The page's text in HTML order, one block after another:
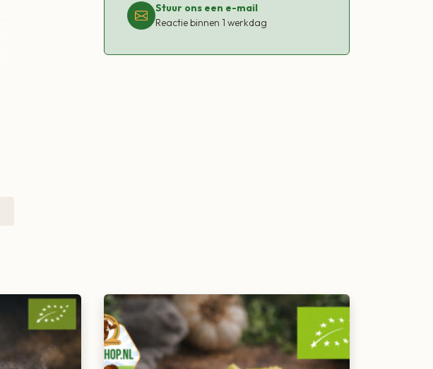
Stuur ons een e-mail
Reactie binnen 1 werkdag